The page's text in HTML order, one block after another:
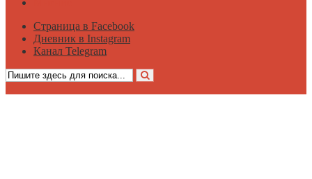
Страница в Facebook
Дневник в Instagram
Канал Telegram